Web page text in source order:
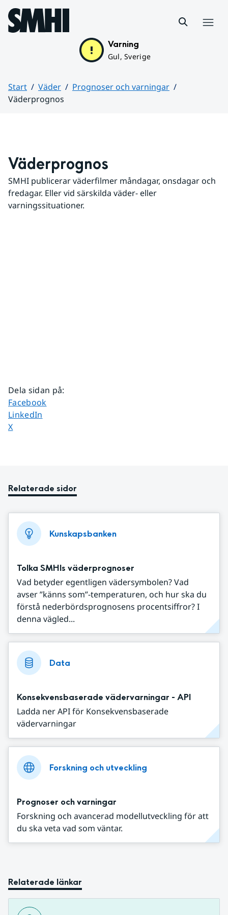
Hoppa till sidans innehåll
Varning
Gul, Sverige
Start Väder
Prognoser och varningar
Väderprognos
Väderprognos
SMHI publicerar väderfilmer måndagar, onsdagar och
fredagar. Eller vid särskilda väder- eller
varningssituationer.
Dela sidan på:
Dela sidan på
Facebook
Dela sidan på
LinkedIn
Dela sidan på
X
Relaterade sidor
Kunskapsbanken
Tolka SMHIs väderprognoser
Vad betyder egentligen vädersymbolen? Vad
avser ”känns som”-temperaturen, och hur ska du
förstå nederbördsprognosens procentsiffror? I
denna vägled...
Data
Konsekvensbaserade vädervarningar - API
Ladda ner API för Konsekvensbaserade
vädervarningar
Forskning och utveckling
Prognoser och varningar
Forskning och avancerad modellutveckling för att
du ska veta vad som väntar.
Relaterade länkar